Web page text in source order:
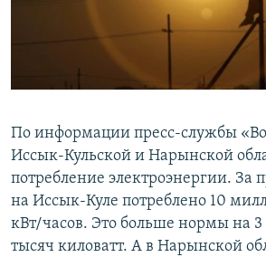
По информации пресс-службы
Иссык-Кульской и Нарынской
потребление электроэнергии. За
на Иссык-Куле потреблено 10
кВт/часов. Это больше нормы на
тысяч киловатт. А в Нарынской